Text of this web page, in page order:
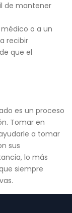
de mantener
o a un
recibir
que el
es un proceso
Tomar en
a tomar
sus
lo más
siempre